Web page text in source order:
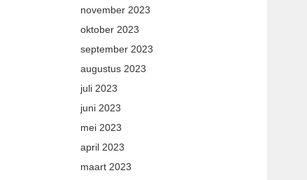
november 2023
oktober 2023
september 2023
augustus 2023
juli 2023
juni 2023
mei 2023
april 2023
maart 2023